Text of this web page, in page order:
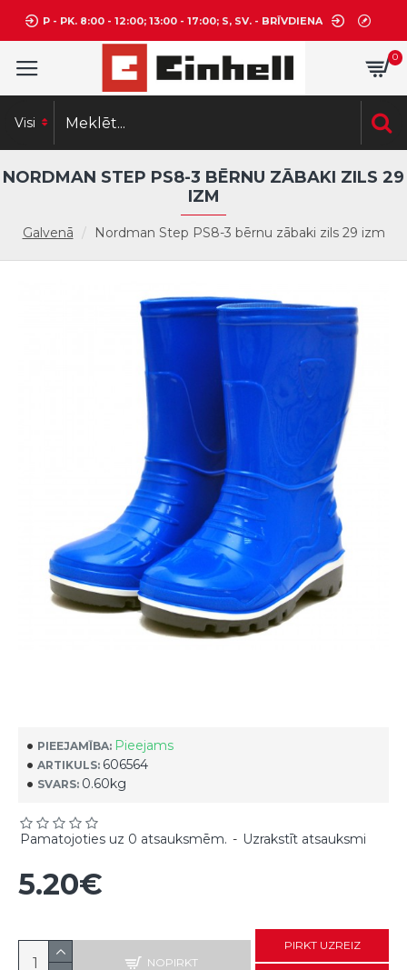
P - PK. 8:00 - 12:00; 13:00 - 17:00; S, SV. - BRĪVDIENA
0
Visi
Galvenā Nordman Step PS8-3 bērnu zābaki zils 29 izm
NORDMAN STEP PS8-3 BĒRNU ZĀBAKI ZILS 29
IZM
PIEEJAMĪBA: Pieejams
ARTIKULS: 606564
SVARS: 0.60kg
Pamatojoties uz 0 atsauksmēm. - Uzrakstīt atsauksmi
5.20€
NOPIRKT
PIRKT UZREIZ